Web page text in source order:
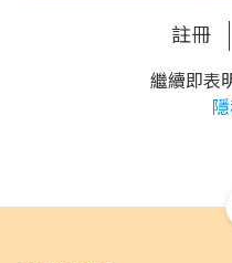
註冊
繼續即表